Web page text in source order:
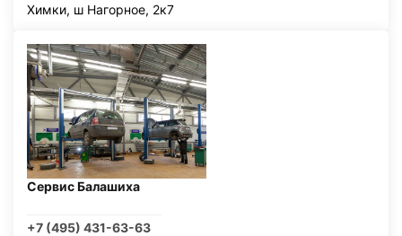
Химки, ш Нагорное, 2к7
Сервис Балашиха
+7 (495) 431-63-63